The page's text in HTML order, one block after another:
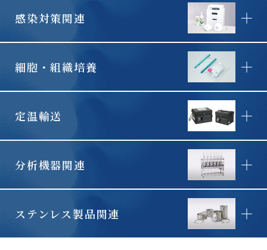
感染対策関連
細胞・組織培養
定温輸送
分析機器関連
ステンレス製品関連